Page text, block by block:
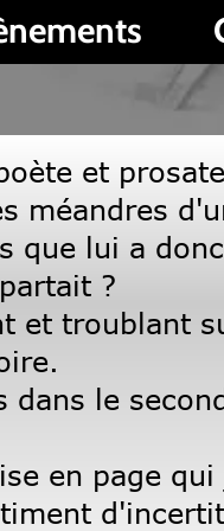
d'une
sur les
texte,
qui joue sur